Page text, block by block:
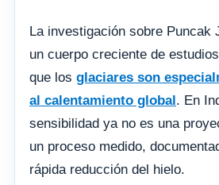
La investigación sobre Puncak
un cuerpo creciente de
que los glaciares son
al calentamiento global . En
sensibilidad ya no es una
un proceso medido,
rápida reducción del hielo.